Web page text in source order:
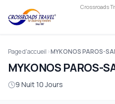
Crossroads
Page d'accueil MYKONOS PAROS-
MYKONOS PAROS-
9 Nuit 10 Jours